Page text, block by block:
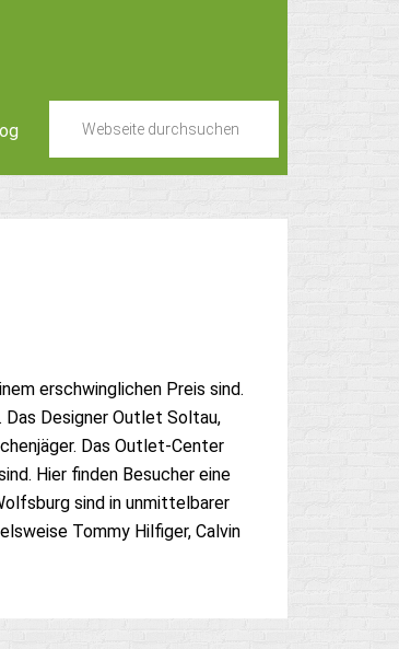
erschwinglichen Preis sind.
Designer Outlet Soltau,
Das Outlet-Center
Hier finden Besucher eine
sind in unmittelbarer
Tommy Hilfiger, Calvin